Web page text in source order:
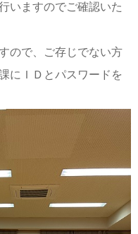
いますのでご確認いた
ので、ご存じでない方
にＩＤとパスワードを